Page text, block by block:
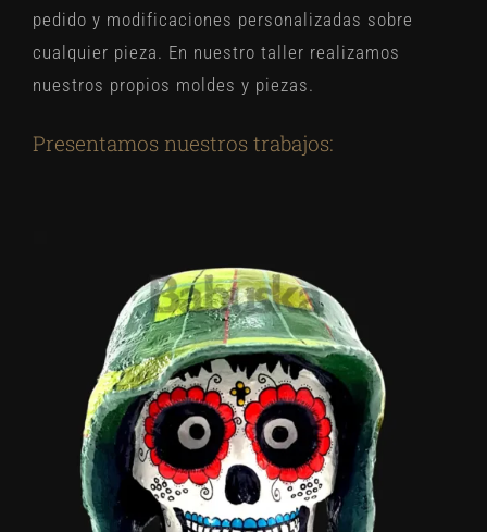
pedido y modificaciones personalizadas sobre
cualquier pieza. En nuestro taller realizamos
nuestros propios moldes y piezas.
Presentamos nuestros trabajos:
El Chavo